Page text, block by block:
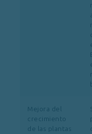
Mejora del
crecimiento
de las plantas